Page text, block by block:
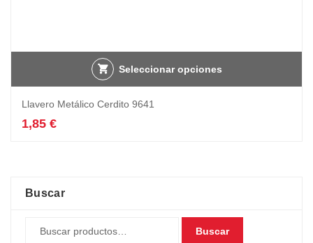
Seleccionar opciones
Llavero Metálico Cerdito 9641
1,85 €
Buscar
Buscar